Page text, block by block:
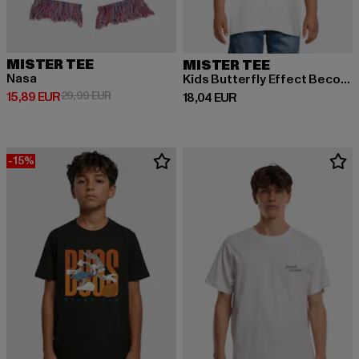
MISTER TEE
Nasa
15,89 EUR
Prix courant: 15,89 EUR
29,99 EURPrix en promotion: 29,99 EUR
MISTER TEE
Kids Butterfly Effect Become The Change Tee
18,04 EUR
Prix courant: 18,04 EUR
-15%